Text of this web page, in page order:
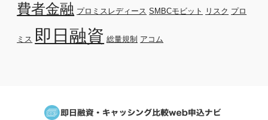
費者金融 プロミスレディース SMBCモビット リスク プロ
ミス 即日融資 総量規制 アコム